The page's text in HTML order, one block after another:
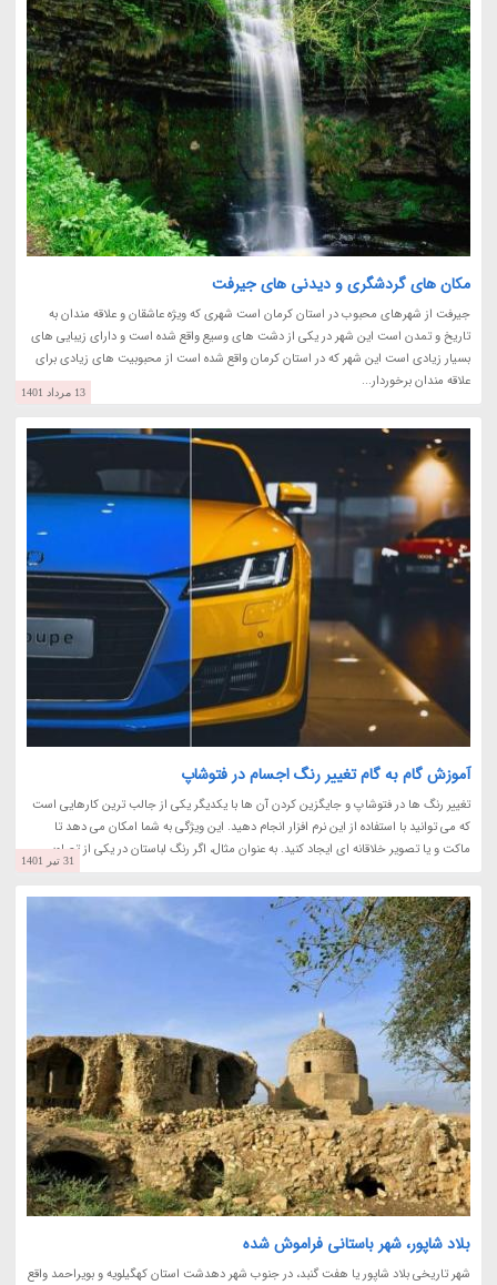
مکان های گردشگری و دیدنی های جیرفت
جیرفت از شهرهای محبوب در استان کرمان است شهری که ویژه عاشقان و علاقه مندان به
تاریخ و تمدن است این شهر در یکی از دشت های وسیع واقع شده است و دارای زیبایی های
بسیار زیادی است این شهر که در استان کرمان واقع شده است از محبوبیت های زیادی برای
علاقه مندان برخوردار...
13 مرداد 1401
آموزش گام به گام تغییر رنگ اجسام در فتوشاپ
تغییر رنگ ها در فتوشاپ و جایگزین کردن آن ها با یکدیگر یکی از جالب ترین کارهایی است
که می توانید با استفاده از این نرم افزار انجام دهید. این ویژگی به شما امکان می دهد تا
ماکت و یا تصویر خلاقانه ای ایجاد کنید. به عنوان مثال، اگر رنگ لباستان در یکی از تصاویر...
31 تیر 1401
بلاد شاپور، شهر باستانی فراموش شده
شهر تاریخی بلاد شاپور یا هفت گنبد، در جنوب شهر دهدشت استان کهگیلویه و بویراحمد واقع